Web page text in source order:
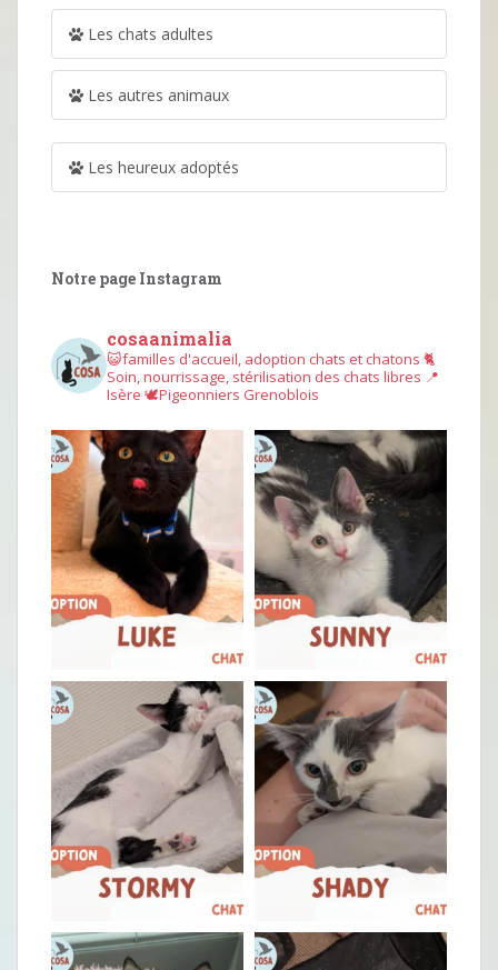
Les chats adultes
Les autres animaux
Les heureux adoptés
Notre page Instagram
cosaanimalia
😺familles d'accueil, adoption chats et chatons 🐈
Soin, nourrissage, stérilisation des chats libres 📍
Isère 🕊︎Pigeonniers Grenoblois